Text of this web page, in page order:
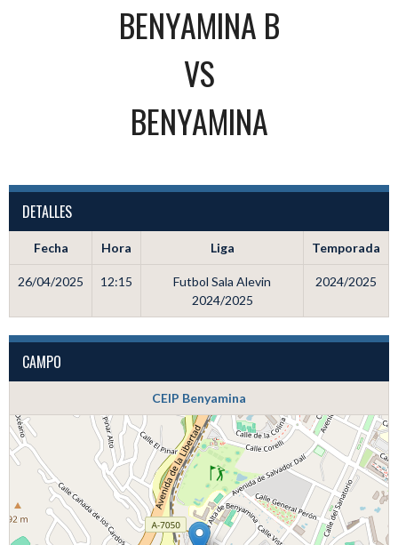
BENYAMINA B
VS
BENYAMINA
DETALLES
Fecha Hora Liga Temporada
26/04/2025 12:15
Futbol Sala Alevin
2024/2025
2024/2025
CAMPO
CEIP Benyamina